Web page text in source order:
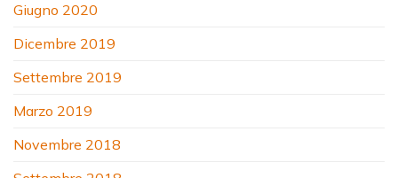
Giugno 2020
Dicembre 2019
Settembre 2019
Marzo 2019
Novembre 2018